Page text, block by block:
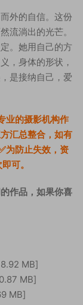
外的自信。这份
流淌出的光芒。
。她用自己的方
，身体的形状，
是接纳自己，爱
业的摄影机构作
汇总整合，如有
为防止失效，资
可。
作品，如果你喜
MB]
MB]
MB]